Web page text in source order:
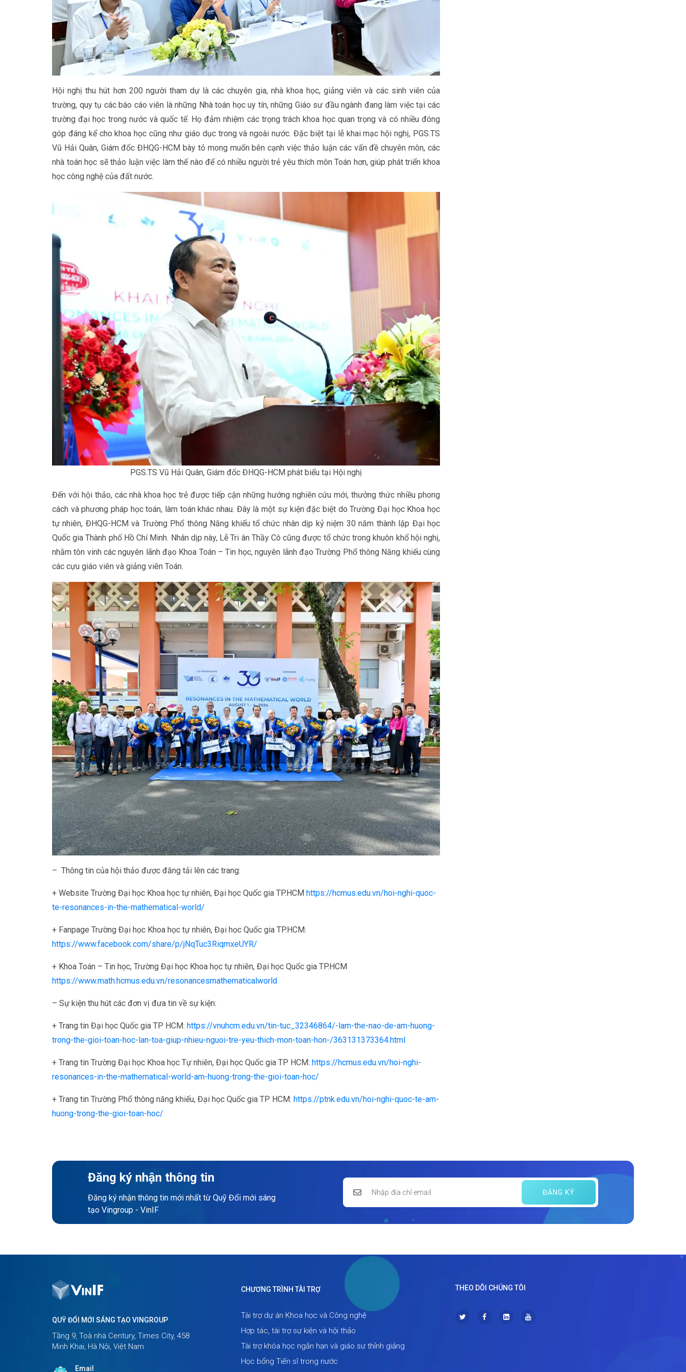
Hội nghị thu hút hơn 200 người tham dự là các chuyên gia, nhà khoa học, giảng viên và các sinh viên của
trường, quy tụ các báo cáo viên là những Nhà toán học uy tín, những Giáo sư đầu ngành đang làm việc tại các
trường đại học trong nước và quốc tế. Họ đảm nhiệm các trọng trách khoa học quan trọng và có nhiều đóng
góp đáng kể cho khoa học cũng như giáo dục trong và ngoài nước. Đặc biệt tại lễ khai mạc hội nghị, PGS.TS
Vũ Hải Quân, Giám đốc ĐHQG-HCM bày tỏ mong muốn bên cạnh việc thảo luận các vấn đề chuyên môn, các
nhà toán học sẽ thảo luận việc làm thế nào để có nhiều người trẻ yêu thích môn Toán hơn, giúp phát triển khoa
học công nghệ của đất nước.
PGS.TS Vũ Hải Quân, Giám đốc ĐHQG-HCM phát biểu tại Hội nghị
Đến với hội thảo, các nhà khoa học trẻ được tiếp cận những hướng nghiên cứu mới, thưởng thức nhiều phong
cách và phương pháp học toán, làm toán khác nhau. Đây là một sự kiện đặc biệt do Trường Đại học Khoa học
tự nhiên, ĐHQG-HCM và Trường Phổ thông Năng khiếu tổ chức nhân dịp kỷ niệm 30 năm thành lập Đại học
Quốc gia Thành phố Hồ Chí Minh. Nhân dịp này, Lễ Tri ân Thầy Cô cũng được tổ chức trong khuôn khổ hội nghị,
nhằm tôn vinh các nguyên lãnh đạo Khoa Toán – Tin học, nguyên lãnh đạo Trường Phổ thông Năng khiếu cùng
các cựu giáo viên và giảng viên Toán.
– Thông tin của hội thảo được đăng tải lên các trang:
+ Website Trường Đại học Khoa học tự nhiên, Đại học Quốc gia TP.HCM https://hcmus.edu.vn/hoi-nghi-quoc-
te-resonances-in-the-mathematical-world/
+ Fanpage Trường Đại học Khoa học tự nhiên, Đại học Quốc gia TP.HCM:
https://www.facebook.com/share/p/jNqTuc3RiqmxeUYR/
+ Khoa Toán – Tin học, Trường Đại học Khoa học tự nhiên, Đại học Quốc gia TP.HCM
https://www.math.hcmus.edu.vn/resonancesmathematicalworld
– Sự kiện thu hút các đơn vị đưa tin về sự kiện:
+ Trang tin Đại học Quốc gia TP HCM: https://vnuhcm.edu.vn/tin-tuc_32346864/-lam-the-nao-de-am-huong-
trong-the-gioi-toan-hoc-lan-toa-giup-nhieu-nguoi-tre-yeu-thich-mon-toan-hon-/363131373364.html
+ Trang tin Trường Đại học Khoa học Tự nhiên, Đại học Quốc gia TP HCM: https://hcmus.edu.vn/hoi-nghi-
resonances-in-the-mathematical-world-am-huong-trong-the-gioi-toan-hoc/
+ Trang tin Trường Phổ thông năng khiếu, Đại học Quốc gia TP HCM: https://ptnk.edu.vn/hoi-nghi-quoc-te-am-
huong-trong-the-gioi-toan-hoc/
Đăng ký nhận thông tin
Đăng ký nhận thông tin mới nhất từ Quỹ Đổi mới sáng
tạo Vingroup - VinIF
ĐĂNG KÝ
QUỸ ĐỔI MỚI SÁNG TẠO VINGROUP
Tầng 9, Toà nhà Century, Times City, 458
Minh Khai, Hà Nội, Việt Nam
Email
CHƯƠNG TRÌNH TÀI TRỢ
Tài trợ dự án Khoa học và Công nghệ
Hợp tác, tài trợ sự kiện và hội thảo
Tài trợ khóa học ngắn hạn và giáo sư thỉnh giảng
Học bổng Tiến sĩ trong nước
THEO DÕI CHÚNG TÔI